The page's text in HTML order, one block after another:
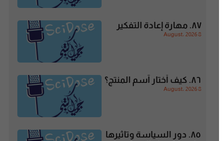
٨٧. مهارة إعادة التفكير
8 August، 2026
٨٦. كيف أختار آسم المنتج؟
8 August، 2026
٨٥. دور السياسة وتاثيرها